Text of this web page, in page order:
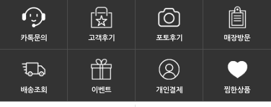
카톡문의 고객후기 포토후기 매장방문
배송조회 이벤트 개인결제 찜한상품